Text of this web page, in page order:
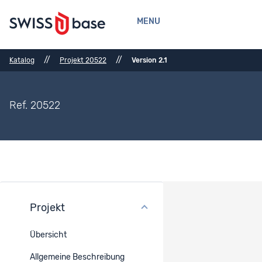
MENU
Katalog // Projekt 20522 // Version 2.1
Ref. 20522
Projekt
Übersicht
Allgemeine Beschreibung